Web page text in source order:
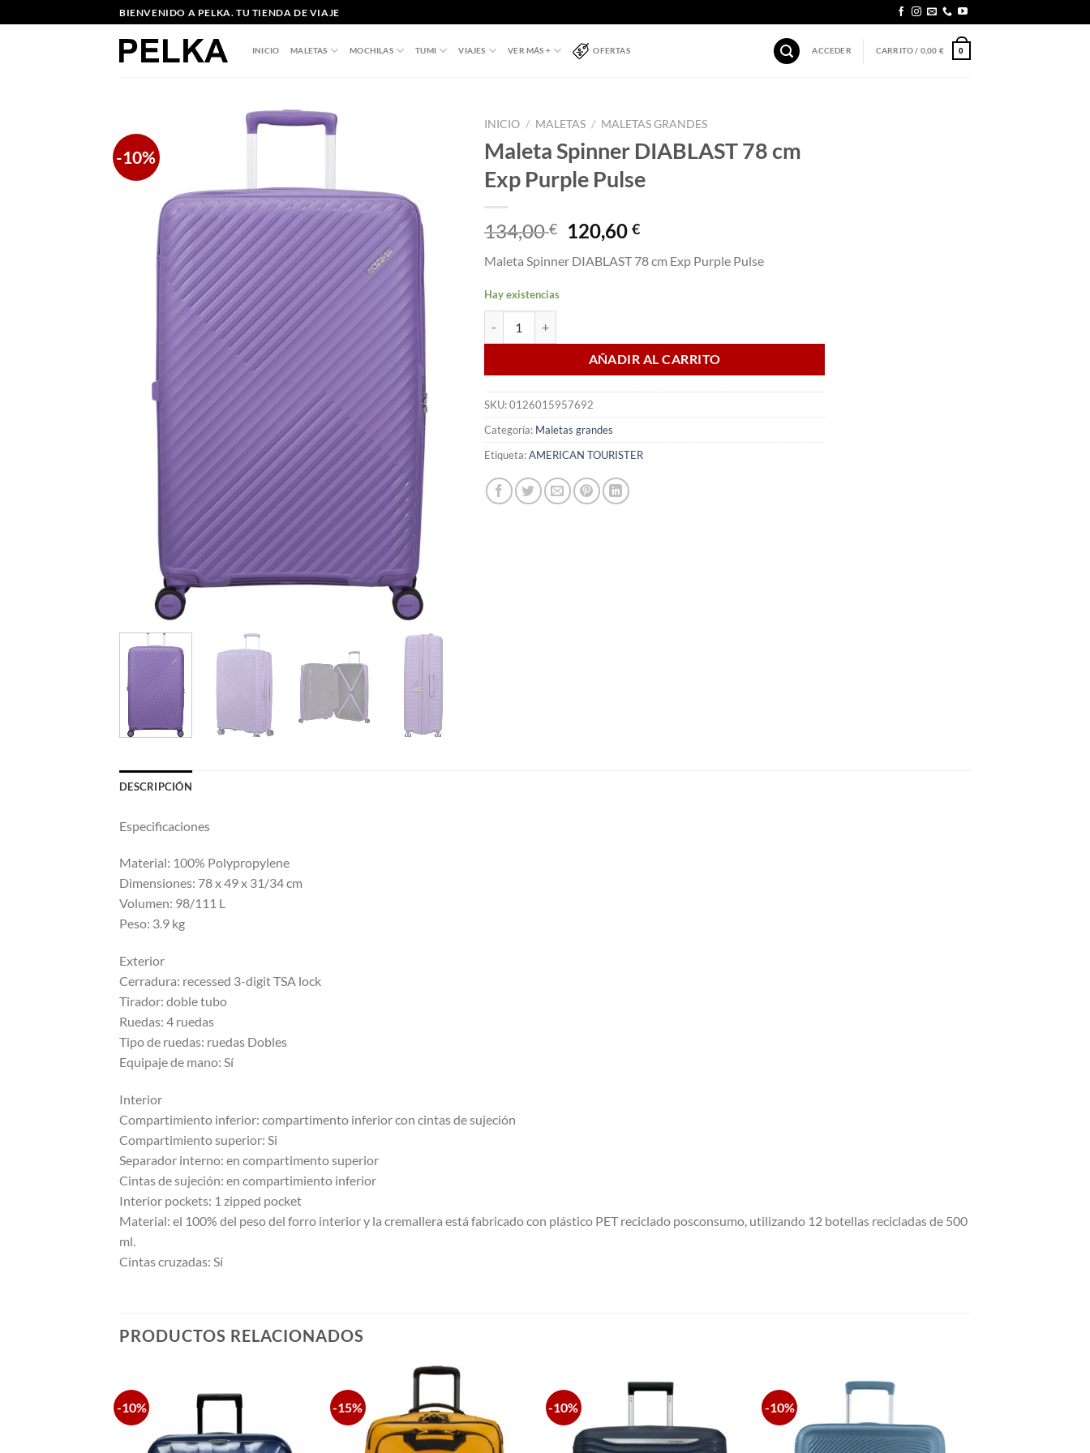
al
BIENVENIDO A PELKA. TU TIENDA DE VIAJE
INICIO MALETAS MOCHILAS TUMI VIAJES VER MÁS + OFERTAS ACCEDER CARRITO / 0,00 € 0
-10%
INICIO / MALETAS / MALETAS GRANDES
Maleta Spinner DIABLAST 78 cm
Exp Purple Pulse
134,00€
El
precio
original
120,60€El
actual
Maleta Spinner DIABLAST 78 cm Exp Purple Pulse
Hay existencias
AÑADIR AL CARRITO
SKU:0126015957692
Categoría: Maletas grandes
Etiqueta:AMERICAN TOURISTER
DESCRIPCIÓN
Especificaciones
Material: 100% Polypropylene
Dimensiones: 78 x 49 x 31/34 cm
Volumen: 98/111 L
Peso: 3.9 kg
Exterior
Cerradura: recessed 3-digit TSA lock
Tirador: doble tubo
Ruedas: 4 ruedas
Tipo de ruedas: ruedas Dobles
Equipaje de mano: Sí
Interior
Compartimiento inferior: compartimento inferior con cintas de sujeción
Compartimiento superior: Si
Separador interno: en compartimento superior
Cintas de sujeción: en compartimiento inferior
Interior pockets: 1 zipped pocket
Material: el 100% del peso del forro interior y la cremallera está fabricado con plástico PET reciclado posconsumo, utilizando 12 botellas recicladas de 500
ml.
Cintas cruzadas: Sí
PRODUCTOS RELACIONADOS
-10% -15% -10% -10%